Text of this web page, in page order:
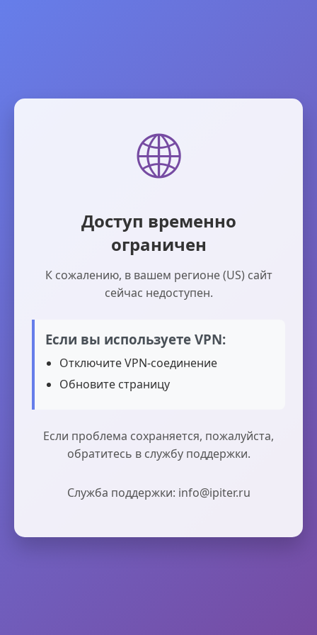
🌐
Доступ временно
ограничен
К сожалению, в вашем регионе (US) сайт
сейчас недоступен.
Если вы используете VPN:
Отключите VPN-соединение
Обновите страницу
Если проблема сохраняется, пожалуйста,
обратитесь в службу поддержки.
Служба поддержки: info@ipiter.ru